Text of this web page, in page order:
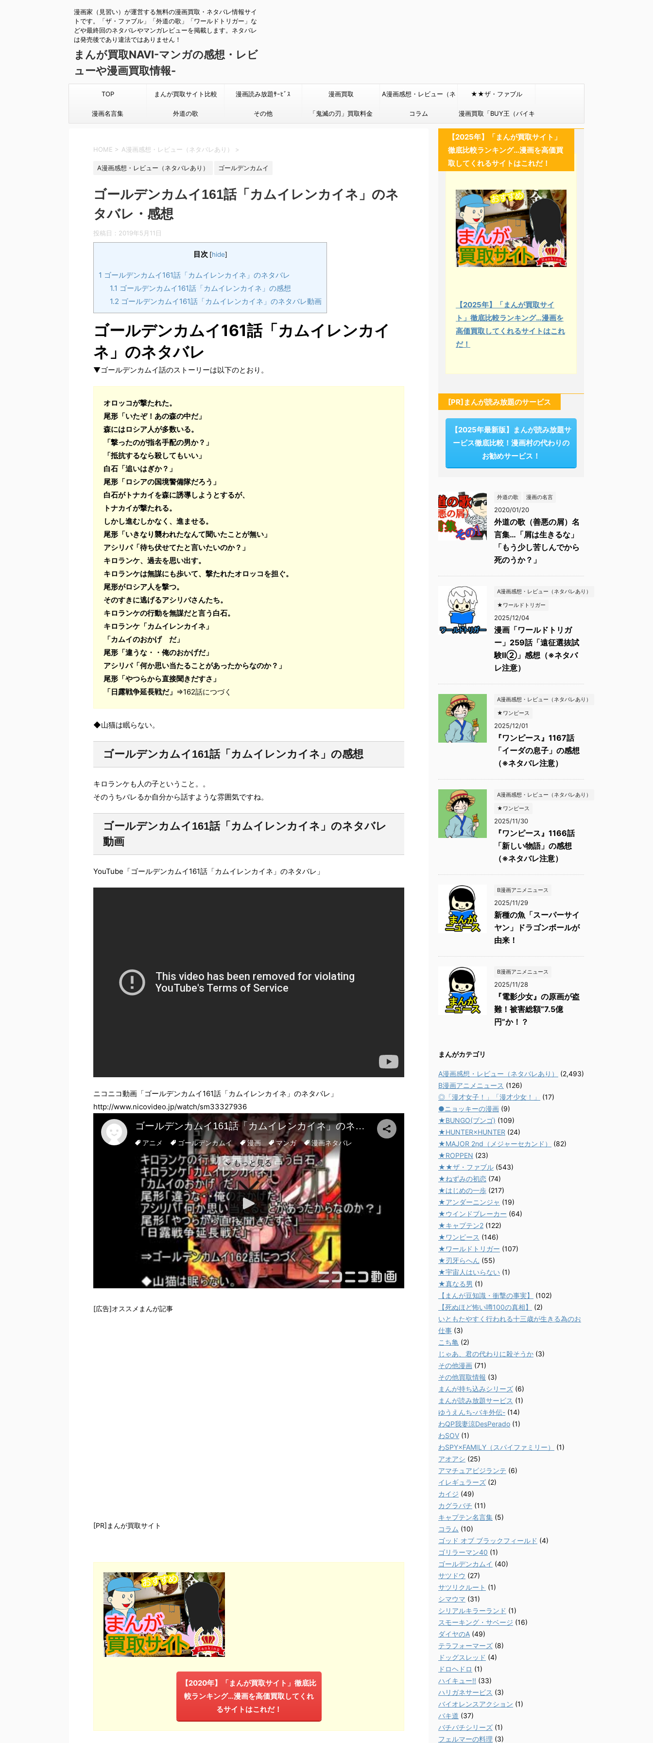
漫画家（見習い）が運営する無料の漫画買取・ネタバレ情報サイ
トです。「ザ・ファブル」「外道の歌」「ワールドトリガー」な
どや最終回のネタバレやマンガレビューを掲載します。ネタバレ
は発売後であり違法ではありません！
まんが買取NAVI-マンガの感想・レビ
ューや漫画買取情報-
TOP まんが買取サイト比較 漫画読み放題ｻｰﾋﾞｽ 漫画買取 A漫画感想・レビュー（ネ
タバレあり）
★★ザ・ファブル
漫画名言集 外道の歌 その他 「鬼滅の刃」買取料金 コラム 漫画買取「BUY王（バイキ
ング）」
HOME > A漫画感想・レビュー（ネタバレあり） >
A漫画感想・レビュー（ネタバレあり） ゴールデンカムイ
ゴールデンカムイ161話「カムイレンカイネ」のネ
タバレ・感想
投稿日： 2019年5月11日
目次 [hide]
1 ゴールデンカムイ161話「カムイレンカイネ」のネタバレ
1.1 ゴールデンカムイ161話「カムイレンカイネ」の感想
1.2 ゴールデンカムイ161話「カムイレンカイネ」のネタバレ動画
ゴールデンカムイ161話「カムイレンカイ
ネ」のネタバレ
▼ゴールデンカムイ話のストーリーは以下のとおり。
オロッコが撃たれた。
尾形「いたぞ！あの森の中だ」
森にはロシア人が多数いる。
「撃ったのが指名手配の男か？」
「抵抗するなら殺してもいい」
白石「追いはぎか？」
尾形「ロシアの国境警備隊だろう」
白石がトナカイを森に誘導しようとするが、
トナカイが撃たれる。
しかし進むしかなく、進ませる。
尾形「いきなり襲われたなんて聞いたことが無い」
アシリパ「待ち伏せてたと言いたいのか？」
キロランケ、過去を思い出す。
キロランケは無謀にも歩いて、撃たれたオロッコを担ぐ。
尾形がロシア人を撃つ。
そのすきに逃げるアシリパさんたち。
キロランケの行動を無謀だと言う白石。
キロランケ「カムイレンカイネ」
「カムイのおかげ だ」
尾形「違うな・・俺のおかげだ」
アシリパ「何か思い当たることがあったからなのか？」
尾形「やつらから直接聞きだすさ」
「日露戦争延長戦だ」 ⇒162話につづく
◆山猫は眠らない。
ゴールデンカムイ161話「カムイレンカイネ」の感想
キロランケも人の子ということ。。
そのうちバレるか自分から話すような雰囲気ですね。
ゴールデンカムイ161話「カムイレンカイネ」のネタバレ
動画
YouTube「ゴールデンカムイ161話「カムイレンカイネ」のネタバレ」
ニコニコ動画「ゴールデンカムイ161話「カムイレンカイネ」のネタバレ」
http://www.nicovideo.jp/watch/sm33327936
[広告]オススメまんが記事
[PR]まんが買取サイト
【2020年】「まんが買取サイト」徹底比
較ランキング…漫画を高価買取してくれ
るサイトはこれだ！
【2025年】「まんが買取サイト」
徹底比較ランキング…漫画を高価買
取してくれるサイトはこれだ！
【2025年】「まんが買取サイ
ト」徹底比較ランキング…漫画を
高価買取してくれるサイトはこれ
だ！
[PR]まんが読み放題のサービス
【2025年最新版】まんが読み放題サ
ービス徹底比較！漫画村の代わりの
お勧めサービス！
外道の歌 漫画の名言
2020/01/20
外道の歌（善悪の屑）名
言集…「屑は生きるな」
「もう少し苦しんでから
死のうか？」
A漫画感想・レビュー（ネタバレあり）
★ワールドトリガー
2025/12/04
漫画「ワールドトリガ
ー」259話「遠征選抜試
験Ⅱ②」感想（※ネタバ
レ注意）
A漫画感想・レビュー（ネタバレあり）
★ワンピース
2025/12/01
『ワンピース』1167話
「イーダの息子」の感想
（※ネタバレ注意）
A漫画感想・レビュー（ネタバレあり）
★ワンピース
2025/11/30
『ワンピース』1166話
「新しい物語」の感想
（※ネタバレ注意）
B漫画アニメニュース
2025/11/29
新種の魚「スーパーサイ
ヤン」ドラゴンボールが
由来！
B漫画アニメニュース
2025/11/28
『電影少女』の原画が盗
難！被害総額“7.5億
円”か！？
まんがカテゴリ
A漫画感想・レビュー（ネタバレあり）
(2,493)
B漫画アニメニュース (126)
◎「漫才女子！」「漫才少女！」
(17)
●ニョッキーの漫画 (9)
★BUNGO(ブンゴ) (109)
★HUNTER×HUNTER (24)
★MAJOR 2nd（メジャーセカンド）
(82)
★ROPPEN (23)
★★ザ・ファブル (543)
★ねずみの初恋 (74)
★はじめの一歩 (217)
★アンダーニンジャ (19)
★ウインドブレーカー (64)
★キャプテン2 (122)
★ワンピース (146)
★ワールドトリガー (107)
★刃牙らへん (55)
★宇宙人はいらない (1)
★真なる男 (1)
【まんが豆知識・衝撃の事実】
(102)
【死ぬほど怖い噂100の真相】
(2)
いともたやすく行われる十三歳が生きる為のお
仕事 (3)
こち亀 (2)
じゃあ、君の代わりに殺そうか (3)
その他漫画 (71)
その他買取情報 (3)
まんが持ち込みシリーズ (6)
まんが読み放題サービス (1)
ゆうえんち-バキ外伝- (14)
わQP我妻涼DesPerado (1)
わSOV (1)
わSPY×FAMILY（スパイファミリー）
(1)
アオアシ (25)
アマチュアビジランテ (6)
イレギュラーズ (2)
カイジ (49)
カグラバチ (11)
キャプテン名言集 (5)
コラム (10)
ゴッド オブ ブラックフィールド (4)
ゴリラーマン40 (1)
ゴールデンカムイ (40)
サツドウ (27)
サツリクルート (1)
シマウマ (31)
シリアルキラーランド (1)
スモーキング・サベージ (16)
ダイヤのA (49)
テラフォーマーズ (8)
ドッグスレッド (4)
ドロヘドロ (1)
ハイキュー!! (33)
ハリガネサービス (3)
バイオレンスアクション (1)
バキ道 (37)
バチバチシリーズ (1)
フェルマーの料理 (3)